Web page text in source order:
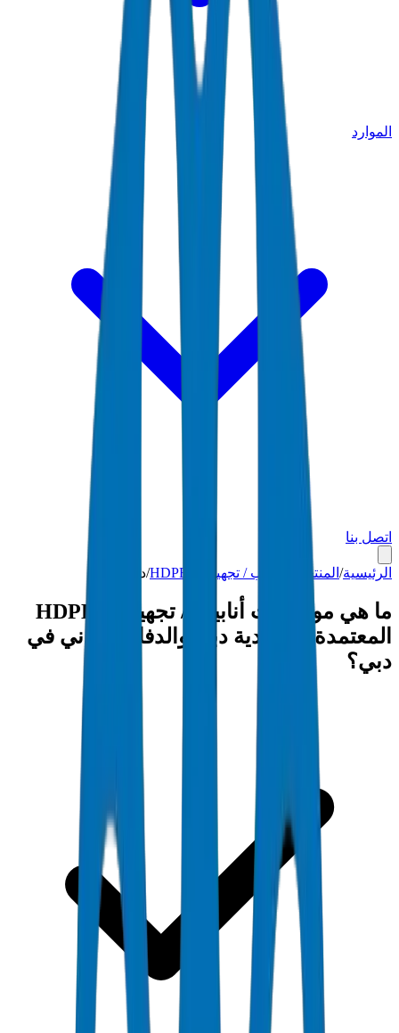
الموارد
اتصل بنا
الرئيسية/ المنتجات أنابيب / تجهيزات HDPE /دبي
ما هي مواصفات أنابيب / تجهيزات HDPE
المعتمدة من بلدية دبي والدفاع المدني في
دبي؟